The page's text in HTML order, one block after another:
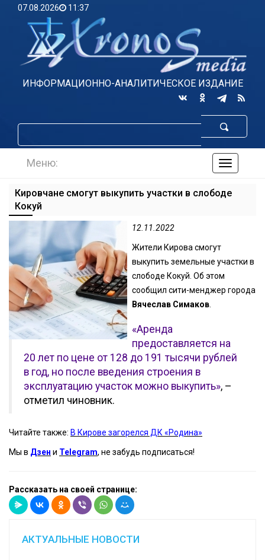
07.08.2026 11:37
ИНФОРМАЦИОННО-АНАЛИТИЧЕСКОЕ ИЗДАНИЕ
по
Меню:
Кировчане смогут выкупить участки в слободе
Кокуй
12.11.2022
Жители Кирова смогут
выкупить земельные участки в
слободе Кокуй. Об этом
сообщил сити-менджер города
Вячеслав Симаков
«Аренда
предоставляется на
20 лет по цене от 128 до 191 тысячи рублей
в год, но после введения строения в
эксплуатацию участок можно выкупить», –
отметил чиновник.
Читайте также: В Кирове загорелся ДК «Родина»
Мы в Дзен и Telegram, не забудь подписаться!
Рассказать на своей странице:
АКТУАЛЬНЫЕ НОВОСТИ